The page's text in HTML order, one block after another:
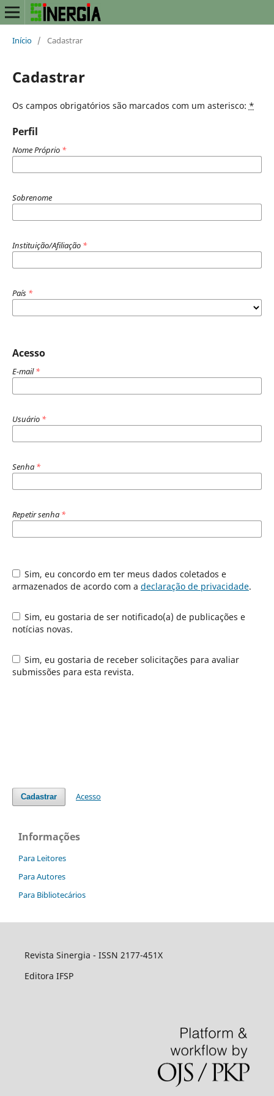
Início / Cadastrar
Cadastrar
Os campos obrigatórios são marcados com um asterisco: *
Perfil
Nome Próprio *
Sobrenome
Instituição/Afiliação *
País *
Acesso
E-mail*
Usuário *
Senha *
Repetir senha *
Sim, eu concordo em ter meus dados coletados e
armazenados de acordo com a declaração de privacidade.
Sim, eu gostaria de ser notificado(a) de publicações e
notícias novas.
Sim, eu gostaria de receber solicitações para avaliar
submissões para esta revista.
Cadastrar Acesso
Informações
Para Leitores
Para Autores
Para Bibliotecários
Revista Sinergia - ISSN 2177-451X
Editora IFSP